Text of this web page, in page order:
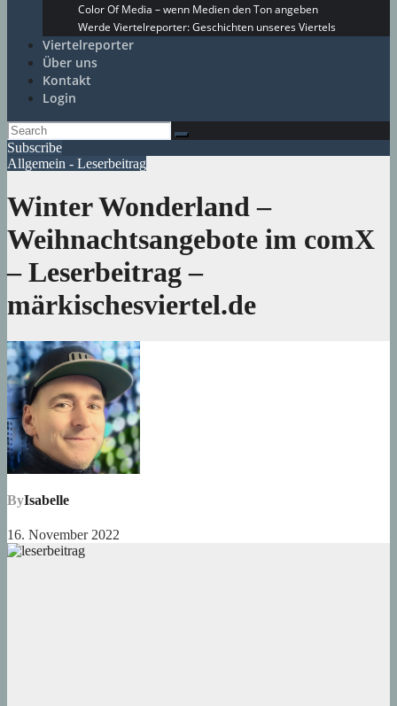
Color Of Media – wenn Medien den Ton angeben
Werde Viertelreporter: Geschichten unseres Viertels
Viertelreporter
Über uns
Kontakt
Login
Subscribe
Allgemein - Leserbeitrag
Winter Wonderland –
Weihnachtsangebote im comX
– Leserbeitrag –
märkischesviertel.de
ByIsabelle
16. November 2022